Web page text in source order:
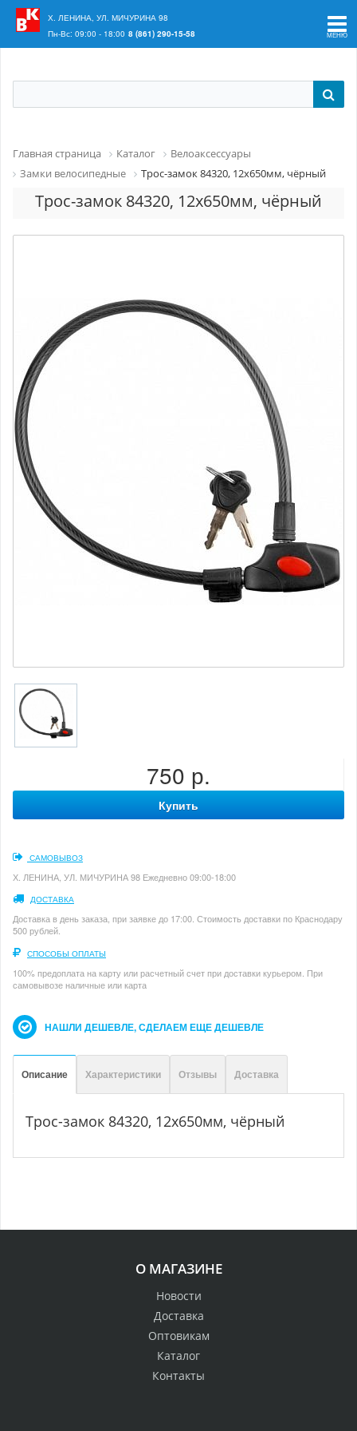
Ваш регион:
Х. ЛЕНИНА, УЛ. МИЧУРИНА 98
Пн-Вс: 09:00 - 18:00 8 (861) 290-15-58
Главная страница Каталог
Велоаксессуары
Замки велосипедные
Трос-замок 84320, 12х650мм, чёрный
Трос-замок 84320, 12х650мм, чёрный
750 р.
Купить
САМОВЫВОЗ
Х. ЛЕНИНА, УЛ. МИЧУРИНА 98 Ежедневно 09:00-18:00
ДОСТАВКА
Доставка в день заказа, при заявке до 17:00. Стоимость доставки по Краснодару
500 рублей.
СПОСОБЫ ОПЛАТЫ
100% предоплата на карту или расчетный счет при доставки курьером. При
самовывозе наличные или карта
НАШЛИ ДЕШЕВЛЕ, СДЕЛАЕМ ЕЩЕ ДЕШЕВЛЕ
Описание Характеристики Отзывы Доставка
Трос-замок 84320, 12х650мм, чёрный
О МАГАЗИНЕ
Новости
Доставка
Оптовикам
Каталог
Контакты